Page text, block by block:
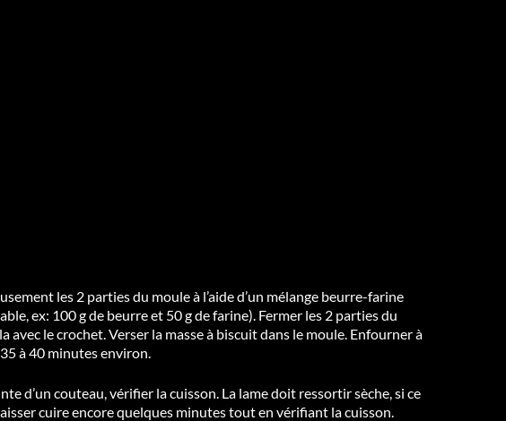
les 2 parties du moule à l’aide d’un mélange beurre-farine
ex: 100 g de beurre et 50 g de farine). Fermer les 2 parties du
avec le crochet. Verser la masse à biscuit dans le moule. Enfourner à
à 40 minutes environ.
d’un couteau, vérifier la cuisson. La lame doit ressortir sèche, si ce
laisser cuire encore quelques minutes tout en vérifiant la cuisson.